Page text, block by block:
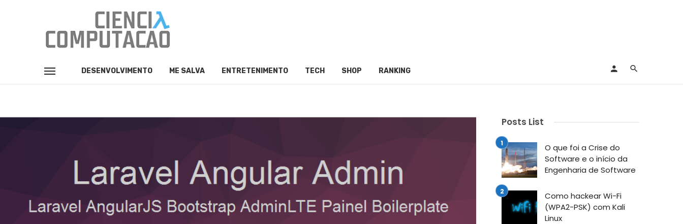
DESENVOLVIMENTO ME SALVA ENTRETENIMENTO TECH SHOP RANKING
Posts List
O que foi a Crise do
Software e o início da
Engenharia de Software
Como hackear Wi-Fi
(WPA2-PSK) com Kali
Linux